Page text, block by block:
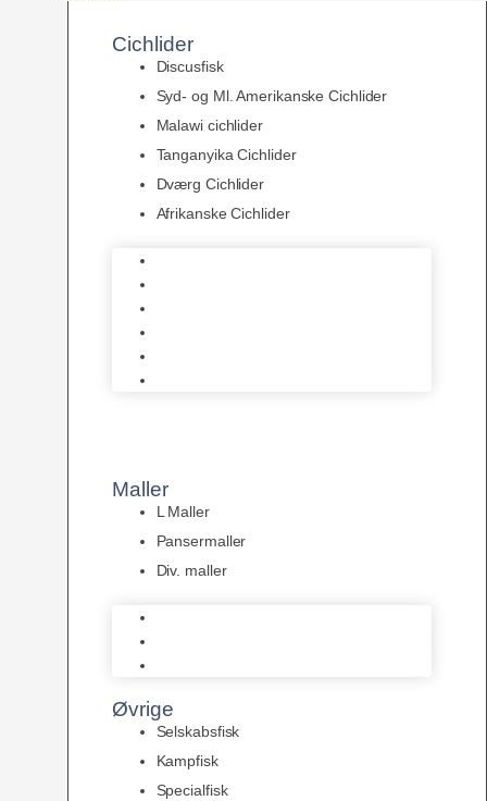
Cichlider
Discusfisk
Syd- og Ml. Amerikanske Cichlider
Malawi cichlider
Tanganyika Cichlider
Dværg Cichlider
Afrikanske Cichlider
Maller
L Maller
Pansermaller
Div. maller
Øvrige
Selskabsfisk
Kampfisk
Specialfisk